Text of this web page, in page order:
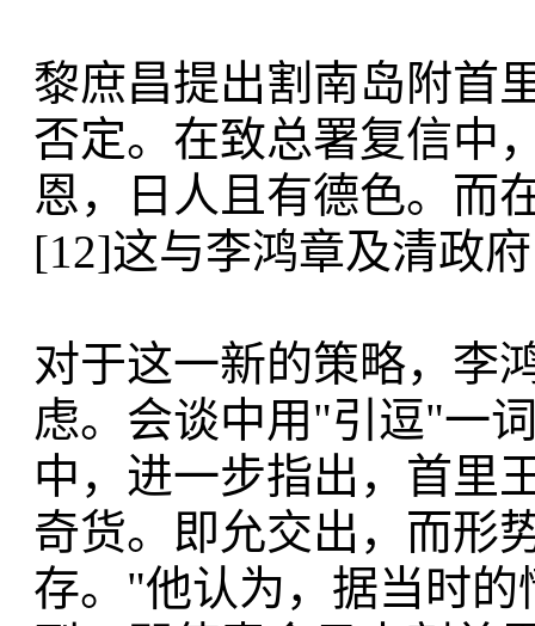
黎庶昌提出割南岛附首
否定。在致总署复信中
恩，日人且有德色。而
[12]这与李鸿章及清政
对于这一新的策略，李
虑。会谈中用"引逗"一
中，进一步指出，首里
奇货。即允交出，而形
存。"他认为，据当时